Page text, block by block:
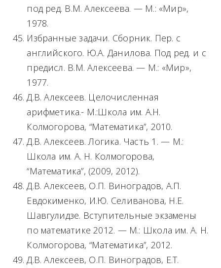
под ред. В.М. Алексеева. — М.: «Мир»,
1978.
Избранные задачи. Сборник. Пер. с
английского. Ю.А. Данилова. Под ред. и с
предисл. В.М. Алексеева. — М.: «Мир»,
1977.
Д.В. Алексеев. Целочисленная
арифметика.- М.:Школа им. А.Н.
Колмогорова, “Математика”, 2010.
Д.В. Алексеев. Логика. Часть 1. — М.:
Школа им. А. Н. Колмогорова,
“Математика”, (2009, 2012).
Д.В. Алексеев, О.П. Виноградов, А.П.
Евдокименко, И.Ю. Селиванова, Н.Е.
Шавгулидзе. Вступительные экзамены
по математике 2012. — М.: Школа им. А. Н.
Колмогорова, “Математика”, 2012.
Д.В. Алексеев, О.П. Виноградов, Е.Т.